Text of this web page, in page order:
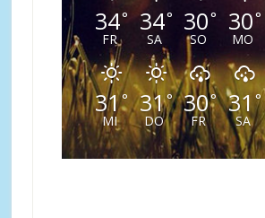
34°
FR
34°
SA
30°
SO
30°
MO
31°
MI
31°
DO
30°
FR
31°
SA